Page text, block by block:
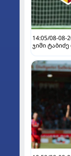
14:05/08-08-
ჯიმი